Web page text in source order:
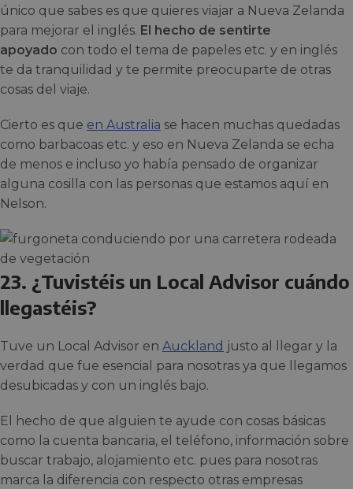
único que sabes es que quieres viajar a Nueva Zelanda
para mejorar el inglés. El hecho de sentirte
apoyado con todo el tema de papeles etc. y en inglés
te da tranquilidad y te permite preocuparte de otras
cosas del viaje.
Cierto es que en Australia se hacen muchas quedadas
como barbacoas etc. y eso en Nueva Zelanda se echa
de menos e incluso yo había pensado de organizar
alguna cosilla con las personas que estamos aquí en
Nelson.
23. ¿Tuvistéis un Local Advisor cuándo
llegastéis?
Tuve un Local Advisor en Auckland justo al llegar y la
verdad que fue esencial para nosotras ya que llegamos
desubicadas y con un inglés bajo.
El hecho de que alguien te ayude con cosas básicas
como la cuenta bancaria, el teléfono, información sobre
buscar trabajo, alojamiento etc. pues para nosotras
marca la diferencia con respecto otras empresas